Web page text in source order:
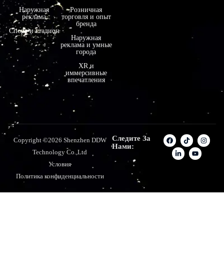
Наружная
реклама
Спорт и стадион
Розничная
торговля и опыт
бренда
Наружная
реклама и умные
города
XR и
иммерсивные
впечатления
Copyright ©2026 Shenzhen DDW
Technology Co.,Ltd
Условия
Политика конфиденциальности
Следите За
Нами: